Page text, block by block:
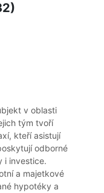
v oblasti
tým tvoří
kteří asistují
odborné
i investice.
a majetkové
hypotéky a